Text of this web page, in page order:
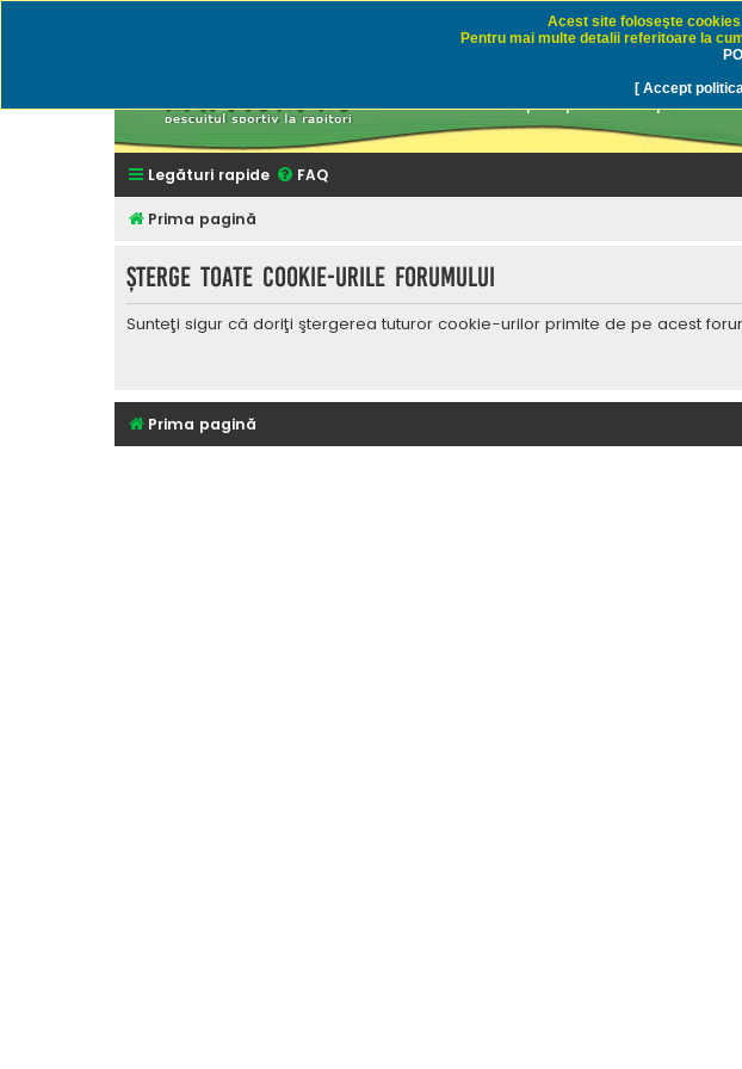
Rapitori.ro -
Discutii despre pescuit sportiv
Legături rapide FAQ
Prima pagină
Şterge toate cookie-urile forumului
Sunteţi sigur că doriţi ştergerea tuturor cookie-urilor primite de pe acest
Acest site foloseşte
Pentru mai multe detalii referitoare la
[ Accept
Prima pagină